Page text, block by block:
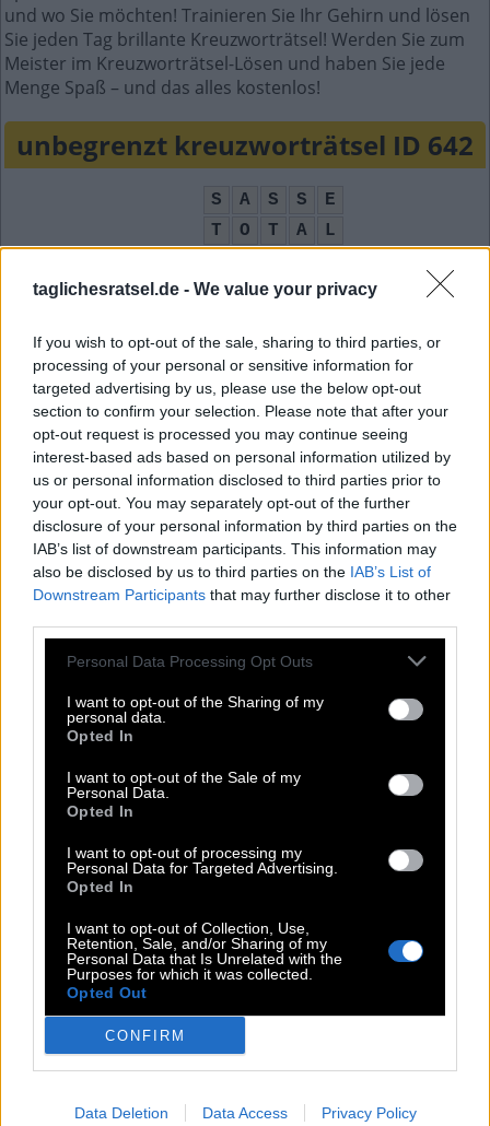
taglichesratsel.de - We value your privacy
If you wish to opt-out of the sale, sharing to third parties, or
processing of your personal or sensitive information for
targeted advertising by us, please use the below opt-out
section to confirm your selection. Please note that after your
opt-out request is processed you may continue seeing
interest-based ads based on personal information utilized by
us or personal information disclosed to third parties prior to
your opt-out. You may separately opt-out of the further
disclosure of your personal information by third parties on the
IAB’s list of downstream participants. This information may
also be disclosed by us to third parties on the IAB’s List of
Downstream Participants that may further disclose it to other
Personal Data Processing Opt Outs
I want to opt-out of the Sharing of my
personal data.
Opted In
I want to opt-out of the Sale of my
Personal Data.
Opted In
I want to opt-out of processing my
Personal Data for Targeted Advertising.
Opted In
I want to opt-out of Collection, Use,
Retention, Sale, and/or Sharing of my
Personal Data that Is Unrelated with the
Purposes for which it was collected.
Opted Out
CONFIRM
Data Deletion Data Access Privacy Policy
und wo Sie möchten! Trainieren Sie Ihr Gehirn und lösen
Sie jeden Tag brillante Kreuzworträtsel! Werden Sie zum
Meister im Kreuzworträtsel-Lösen und haben Sie jede
Menge Spaß – und das alles kostenlos!
unbegrenzt kreuzworträtsel ID 642
S A S S
E
T
O T A
L
C
A R R U
N
S
T E A
K
H
E N R Y
Erdmulde, die von Hasen zur Deckung genutzt wird:
S
A S S
E
Schwung, mit dem man an etwas herangeht:
E
L A
N
Französisches Wort für hallo :
Ohr lautet auf Englisch so:
A
R
Porterhouse-__, Fleischstück vom Rind
Das Gegenteil von Landen bei Hubschraubern
T A R T E
N
Film, __ Recall:
O T A
L
__ Yousafzai, 1997 in Pakistan geborene Aktivistin
L A L
A